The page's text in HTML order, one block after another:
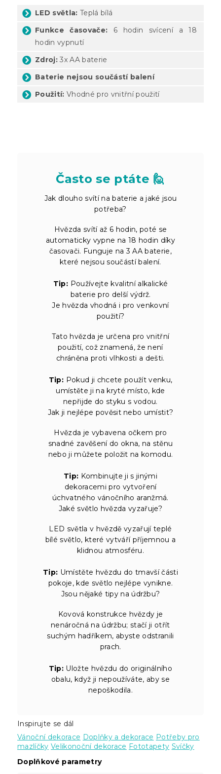
LED světla: Teplá bílá
Funkce časovače: 6 hodin svícení a 18
hodin vypnutí
Zdroj: 3x AA baterie
Baterie nejsou součástí balení
Použití: Vhodné pro vnitřní použití
Často se ptáte 🙋
Jak dlouho svítí na baterie a jaké jsou
potřeba?
Hvězda svítí až 6 hodin, poté se
automaticky vypne na 18 hodin díky
časovači. Funguje na 3 AA baterie,
které nejsou součástí balení.
Tip: Používejte kvalitní alkalické
baterie pro delší výdrž.
Je hvězda vhodná i pro venkovní
použití?
Tato hvězda je určena pro vnitřní
použití, což znamená, že není
chráněna proti vlhkosti a dešti.
Tip: Pokud ji chcete použít venku,
umístěte ji na kryté místo, kde
nepřijde do styku s vodou.
Jak ji nejlépe pověsit nebo umístit?
Hvězda je vybavena očkem pro
snadné zavěšení do okna, na stěnu
nebo ji můžete položit na komodu.
Tip: Kombinujte ji s jinými
dekoracemi pro vytvoření
úchvatného vánočního aranžmá.
Jaké světlo hvězda vyzařuje?
LED světla v hvězdě vyzařují teplé
bílé světlo, které vytváří příjemnou a
klidnou atmosféru.
Tip: Umístěte hvězdu do tmavší části
pokoje, kde světlo nejlépe vynikne.
Jsou nějaké tipy na údržbu?
Kovová konstrukce hvězdy je
nenáročná na údržbu; stačí ji otřít
suchým hadříkem, abyste odstranili
prach.
Tip: Uložte hvězdu do originálního
obalu, když ji nepoužíváte, aby se
nepoškodila.
Inspirujte se dál
Vánoční dekorace Doplňky a dekorace Potřeby pro
mazlíčky Velikonoční dekorace Fototapety Svíčky
Doplňkové parametry